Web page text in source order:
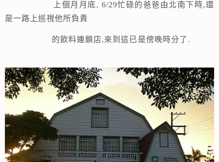
上個月月底, 6/29忙碌的爸爸由北南下時,還
是一路上巡視他所負責
的飲料連鎖店,來到這已是傍晚時分了 .